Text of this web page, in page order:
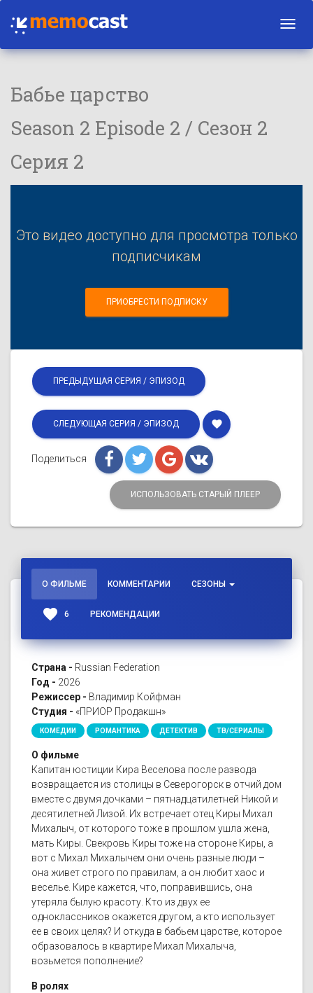
Бабье царство
Season 2 Episode 2 / Сезон 2
Серия 2
Это видео доступно для просмотра только
подписчикам
ПРИОБРЕСТИ ПОДПИСКУ
ПРЕДЫДУЩАЯ СЕРИЯ / ЭПИЗОД
СЛЕДУЮЩАЯ СЕРИЯ / ЭПИЗОД favorite
Поделиться
ИСПОЛЬЗОВАТЬ СТАРЫЙ ПЛЕЕР
О ФИЛЬМЕ КОММЕНТАРИИ СЕЗОНЫ
favorite 6 РЕКОМЕНДАЦИИ
Страна - Russian Federation
Год - 2026
Режиссер - Владимир Койфман
Студия - «ПРИОР Продакшн»
КОМЕДИИ РОМАНТИКА ДЕТЕКТИВ ТВ/СЕРИАЛЫ
О фильме
Капитан юстиции Кира Веселова после развода
возвращается из столицы в Северогорск в отчий дом
вместе с двумя дочками – пятнадцатилетней Никой и
десятилетней Лизой. Их встречает отец Киры Михал
Михалыч, от которого тоже в прошлом ушла жена,
мать Киры. Свекровь Киры тоже на стороне Киры, а
вот с Михал Михалычем они очень разные люди –
она живет строго по правилам, а он любит хаос и
веселье. Кире кажется, что, поправившись, она
утеряла былую красоту. Кто из двух ее
одноклассников окажется другом, а кто использует
ее в своих целях? И откуда в бабьем царстве, которое
образовалось в квартире Михал Михалыча,
возьмется пополнение?
В ролях